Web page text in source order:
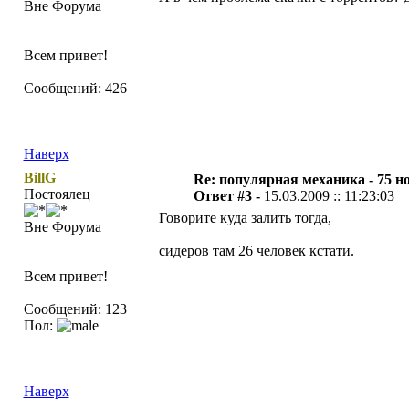
Вне Форума
Всем привет!
Сообщений: 426
Наверх
BillG
Постоялец
Вне Форума
Всем привет!
Сообщений: 123
Пол:
Re: популярная механика - 75
Ответ #3 - 15.03.2009 :: 11:23:03
Говорите куда залить тогда,
сидеров там 26 человек кстати.
Наверх